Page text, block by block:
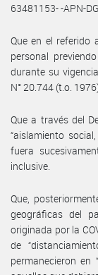
63481153- -APN-
Que en el referido
personal
durante su
N° 20.744 (t.o.
Que a través del
“aislamiento
fuera
inclusive.
Que,
geográficas del
originada por la
de
permanecieron en